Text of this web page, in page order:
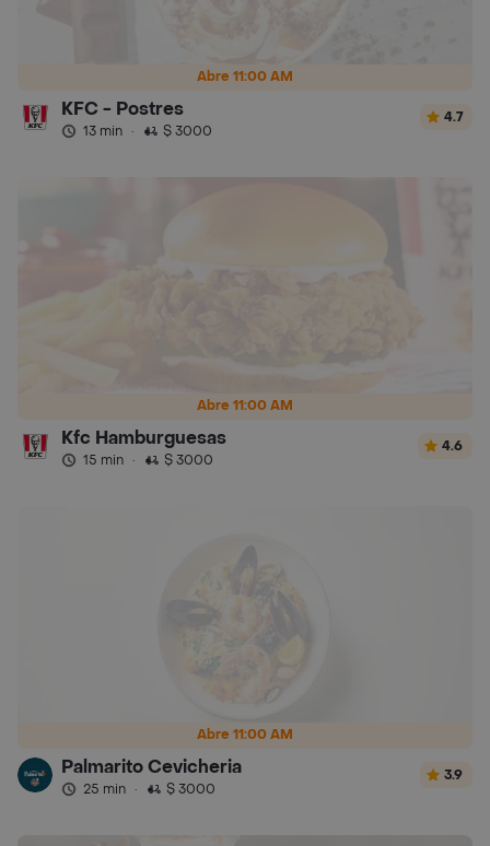
Abre 11:00 AM
KFC - Postres
13 min · $ 3000
4.7
Abre 11:00 AM
Kfc Hamburguesas
15 min · $ 3000
4.6
Abre 11:00 AM
Palmarito Cevicheria
25 min · $ 3000
3.9